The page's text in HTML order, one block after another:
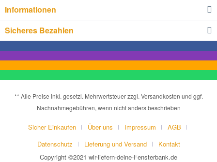
Informationen
Sicheres Bezahlen
** Alle Preise inkl. gesetzl. Mehrwertsteuer zzgl. Versandkosten und ggf.
Nachnahmegebühren, wenn nicht anders beschrieben
Sicher Einkaufen Über uns Impressum
AGB
Datenschutz
Lieferung und Versand
Kontakt
Copyright ©2021 wir-liefern-deine-Fensterbank.de